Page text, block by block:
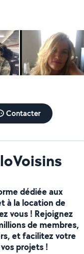
travail actuellement
Contacter
dédiée aux
à la location de
vous ! Rejoignez
de membres,
et facilitez votre
projets !